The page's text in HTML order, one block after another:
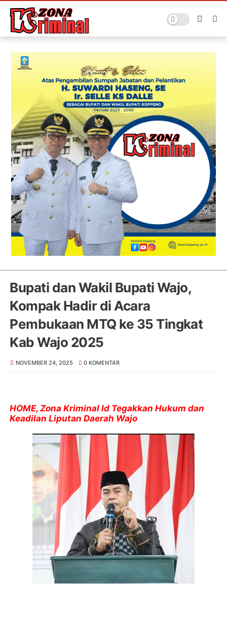
Bupati dan Wakil Bupati Wajo,
Kompak Hadir di Acara
Pembukaan MTQ ke 35 Tingkat
Kab Wajo 2025
NOVEMBER 24, 2025 0 KOMENTAR
HOME, Zona Kriminal Id Tegakkan Hukum dan
Keadilan Liputan Daerah Wajo